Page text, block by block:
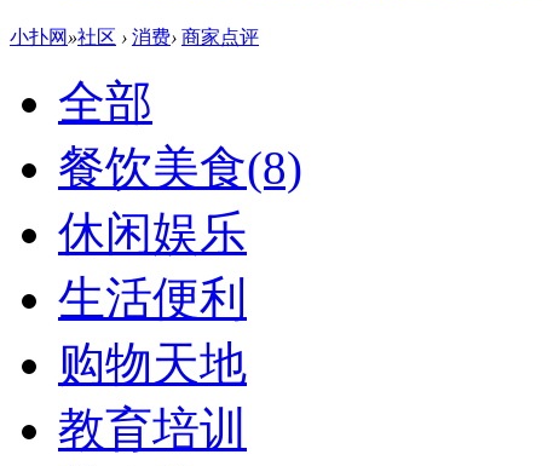
小扑网 »社区 › 消费› 商家点评
全部
餐饮美食(8)
休闲娱乐
生活便利
购物天地
教育培训